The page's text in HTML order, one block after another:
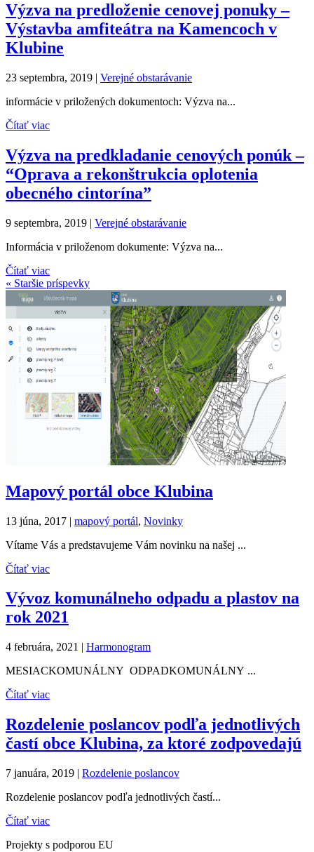
Výzva na predloženie cenovej ponuky –
Výstavba amfiteátra na Kamencoch v
Klubine
23 septembra, 2019 | Verejné obstarávanie
informácie v priložených dokumentoch: Výzva na...
Čítať viac
Výzva na predkladanie cenových ponúk –
“Oprava a rekonštrukcia oplotenia
obecného cintorína”
9 septembra, 2019 | Verejné obstarávanie
Informácia v priloženom dokumente: Výzva na...
Čítať viac
« Staršie príspevky
Mapový portál obce Klubina
13 júna, 2017 | mapový portál, Novinky
Vítame Vás a predstavujeme Vám novinku na našej ...
Čítať viac
Vývoz komunálneho odpadu a plastov na
rok 2021
4 februára, 2021 | Harmonogram
MESIACKOMUNÁLNY ODPADKOMUNÁLNY ...
Čítať viac
Rozdelenie poslancov podľa jednotlivých
častí obce Klubina, za ktoré zodpovedajú
7 januára, 2019 | Rozdelenie poslancov
Rozdelenie poslancov podľa jednotlivých častí...
Čítať viac
Projekty s podporou EU